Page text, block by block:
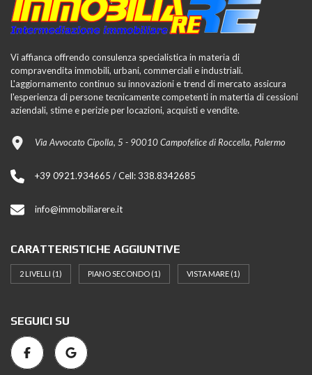
Vi affianca offrendo consulenza specialistica in materia di
compravendita immobili, urbani, commerciali e industriali.
L'aggiornamento continuo su innovazioni e trend di mercato assicura
l'esperienza di persone tecnicamente competenti in matertia di cessioni
aziendali, stime e perizie per locazioni, acquisti e vendite.
Via Avvocato Cipolla, 5 - 90010 Campofelice di Roccella, Palermo
+39 0921.934665 / Cell: 338.8342685
info@immobiliarere.it
CARATTERISTICHE AGGIUNTIVE
2 LIVELLI (1) PIANO SECONDO (1) VISTA MARE (1)
SEGUICI SU